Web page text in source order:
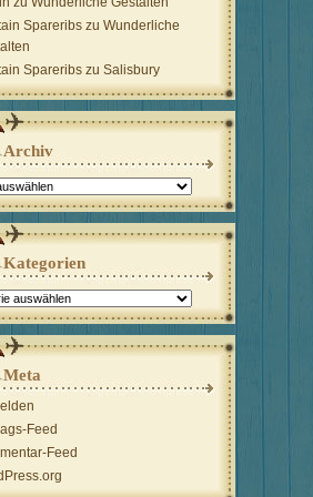
Spareribs zu Wunderliche
Spareribs zu Salisbury
Archiv
Kategorien
Meta
Feed
Feed